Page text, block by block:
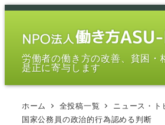
メ
労働者の働き方の改善、貧困・
是正に寄与します
ホーム 全投稿一覧 ニュース・ト
国家公務員の政治的行為認める判断